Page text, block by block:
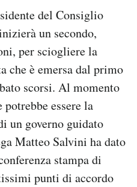
del Consiglio
un secondo,
per sciogliere la
che è emersa dal primo
scorsi. Al momento
essere la
un governo guidato
Matteo Salvini ha dato
stampa di
punti di accordo